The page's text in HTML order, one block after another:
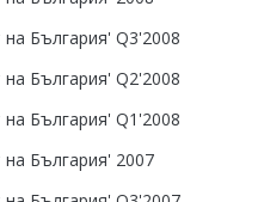
България' Q3'2008
България' Q2'2008
България' Q1'2008
България' 2007